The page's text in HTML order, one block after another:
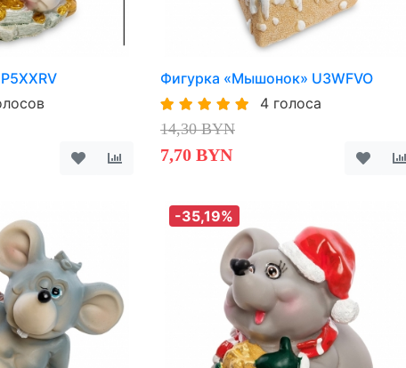
Фигурка «Мышонок» U3WFVO
4 голоса
14,30 BYN
7,70 BYN
-35,19%